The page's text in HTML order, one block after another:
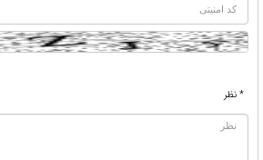
* نظر